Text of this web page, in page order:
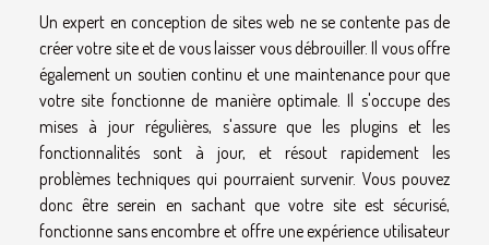
Un expert en conception de sites web ne se contente pas de
créer votre site et de vous laisser vous débrouiller. Il vous offre
également un soutien continu et une maintenance pour que
votre site fonctionne de manière optimale. Il s'occupe des
mises à jour régulières, s'assure que les plugins et les
fonctionnalités sont à jour, et résout rapidement les
problèmes techniques qui pourraient survenir. Vous pouvez
donc être serein en sachant que votre site est sécurisé,
fonctionne sans encombre et offre une expérience utilisateur